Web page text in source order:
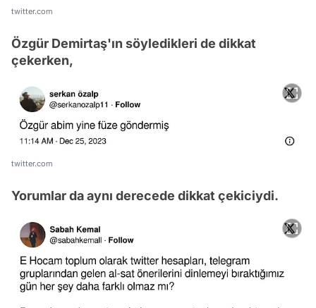
twitter.com
Özgür Demirtaş'ın söyledikleri de dikkat
çekerken,
twitter.com
Yorumlar da aynı derecede dikkat çekiciydi.